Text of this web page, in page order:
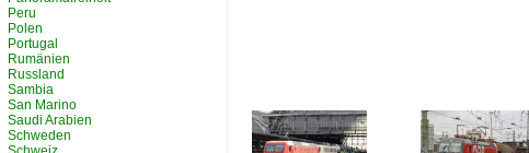
Peru
Polen
Portugal
Rumänien
Russland
Sambia
San Marino
Saudi Arabien
Schweden